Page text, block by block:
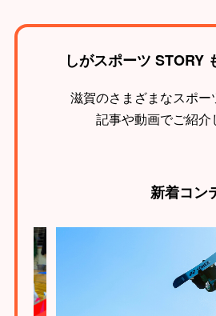
しがスポーツ STORY
滋賀のさまざまなスポー
記事や動画でご紹介
新着コン